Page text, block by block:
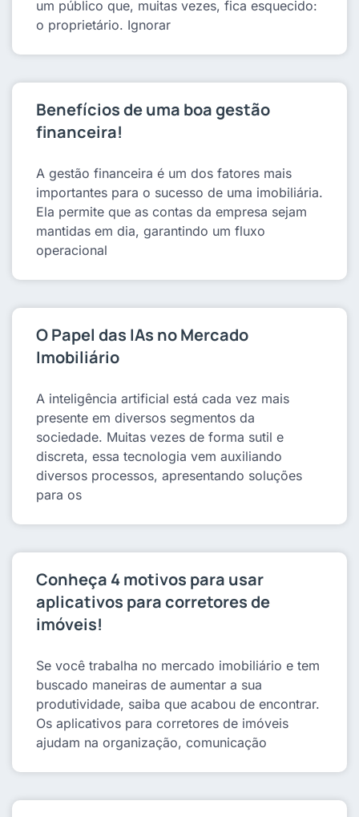
um público que, muitas vezes, fica esquecido:
o proprietário. Ignorar
Benefícios de uma boa gestão
financeira!
A gestão financeira é um dos fatores mais
importantes para o sucesso de uma imobiliária.
Ela permite que as contas da empresa sejam
mantidas em dia, garantindo um fluxo
operacional
O Papel das IAs no Mercado
Imobiliário
A inteligência artificial está cada vez mais
presente em diversos segmentos da
sociedade. Muitas vezes de forma sutil e
discreta, essa tecnologia vem auxiliando
diversos processos, apresentando soluções
para os
Conheça 4 motivos para usar
aplicativos para corretores de
imóveis!
Se você trabalha no mercado imobiliário e tem
buscado maneiras de aumentar a sua
produtividade, saiba que acabou de encontrar.
Os aplicativos para corretores de imóveis
ajudam na organização, comunicação